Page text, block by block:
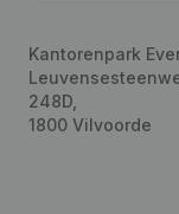
Kantorenpark
248D,
1800 Vilvoorde